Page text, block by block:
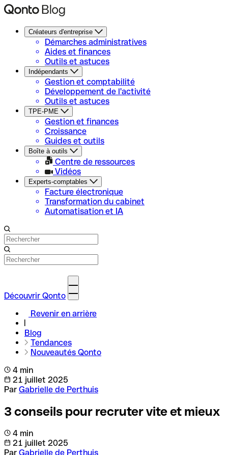
Créateurs d'entreprise
Démarches administratives
Aides et finances
Outils et astuces
Indépendants
Gestion et comptabilité
Développement de l'activité
Outils et astuces
TPE-PME
Gestion et finances
Croissance
Guides et outils
Boîte à outils
Centre de ressources
Vidéos
Experts-comptables
Facture électronique
Transformation du cabinet
Automatisation et IA
Découvrir Qonto
Revenir en arrière
Blog
Tendances
Nouveautés Qonto
4 min
21 juillet 2025
Par Gabrielle de Perthuis
3 conseils pour recruter vite et mieux
4 min
21 juillet 2025
Par Gabrielle de Perthuis